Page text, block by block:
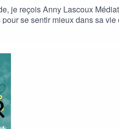
je reçois Anny Lascoux
se sentir mieux dans sa
culture.Merci de votre